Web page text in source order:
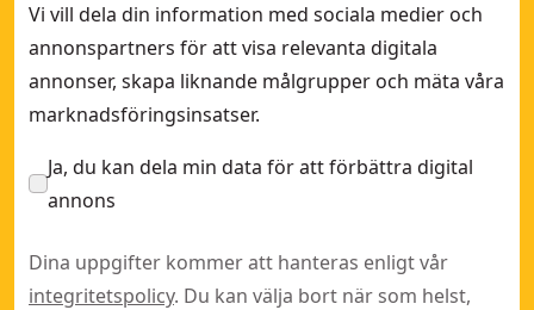
Vi vill dela din information med sociala medier och
annonspartners för att visa relevanta digitala
annonser, skapa liknande målgrupper och mäta våra
marknadsföringsinsatser.
Ja, du kan dela min data för att förbättra digital
annons
Dina uppgifter kommer att hanteras enligt vår
integritetspolicy. Du kan välja bort när som helst,